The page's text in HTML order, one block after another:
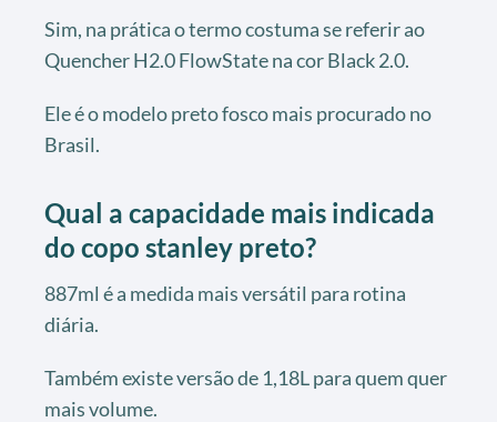
Sim, na prática o termo costuma se referir ao
Quencher H2.0 FlowState na cor Black 2.0.
Ele é o modelo preto fosco mais procurado no
Brasil.
Qual a capacidade mais indicada
do copo stanley preto?
887ml é a medida mais versátil para rotina
diária.
Também existe versão de 1,18L para quem quer
mais volume.